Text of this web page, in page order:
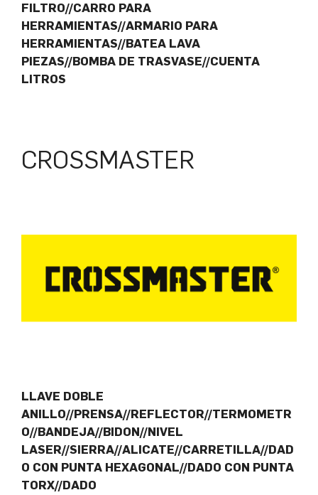
FILTRO//CARRO PARA
HERRAMIENTAS//ARMARIO PARA
HERRAMIENTAS//BATEA LAVA
PIEZAS//BOMBA DE TRASVASE//CUENTA
LITROS
CROSSMASTER
LLAVE DOBLE
ANILLO//PRENSA//REFLECTOR//TERMOMETR
O//BANDEJA//BIDON//NIVEL
LASER//SIERRA//ALICATE//CARRETILLA//DAD
O CON PUNTA HEXAGONAL//DADO CON PUNTA
TORX//DADO